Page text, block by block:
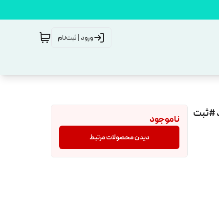
ورود | ثبت‌نام
#ثبت
ناموجود
دیدن محصولات مرتبط